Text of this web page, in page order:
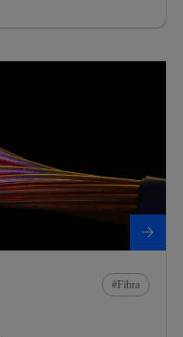
Fibra